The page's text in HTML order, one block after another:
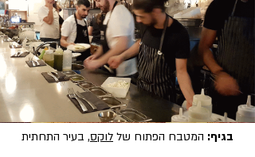
בגיף: המטבח הפתוח של לוקס, בעיר התחתית